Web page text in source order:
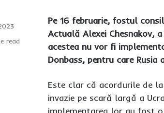
Pe 16 februarie, fostul
Actuală Alexei Chesnakov,
acestea nu vor fi
Donbass, pentru care
Este clar că acordurile de
invazie pe scară largă a
read